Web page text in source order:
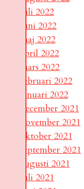
juli 2022
juni 2022
maj 2022
april 2022
mars 2022
februari 2022
januari 2022
december 2021
november 2021
oktober 2021
september 2021
augusti 2021
juli 2021